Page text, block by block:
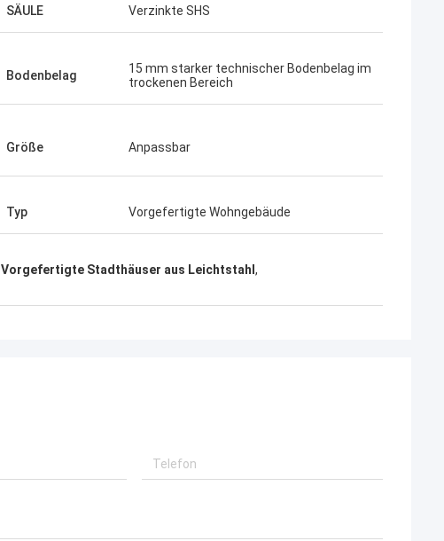
werden.
SÄULE Verzinkte SHS
Bodenbelag
15 mm starker technischer Bodenbelag im
trockenen Bereich
Größe Anpassbar
Typ Vorgefertigte Wohngebäude
Vorgefertigte Stadthäuser aus Leichtstahl ,